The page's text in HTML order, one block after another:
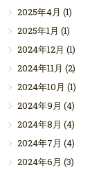
2025年4月 (1)
2025年1月 (1)
2024年12月 (1)
2024年11月 (2)
2024年10月 (1)
2024年9月 (4)
2024年8月 (4)
2024年7月 (4)
2024年6月 (3)